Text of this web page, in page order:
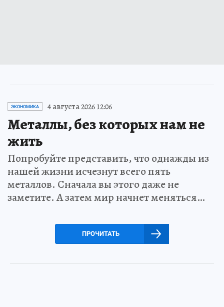
ЭКОНОМИКА 4 августа 2026 12:06
Металлы, без которых нам не
жить
Попробуйте представить, что однажды из
нашей жизни исчезнут всего пять
металлов. Сначала вы этого даже не
заметите. А затем мир начнет меняться…
ПРОЧИТАТЬ